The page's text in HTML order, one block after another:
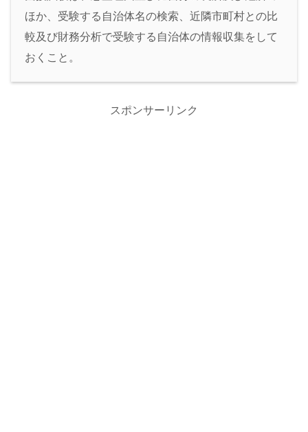
ほか、受験する自治体名の検索、近隣市町村との比
較及び財務分析で受験する自治体の情報収集をして
おくこと。
スポンサーリンク